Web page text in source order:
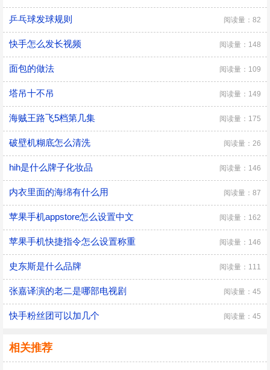
乒乓球发球规则 阅读量：82
快手怎么发长视频 阅读量：148
面包的做法 阅读量：109
塔吊十不吊 阅读量：149
海贼王路飞5档第几集 阅读量：175
破壁机糊底怎么清洗 阅读量：26
hih是什么牌子化妆品 阅读量：146
内衣里面的海绵有什么用 阅读量：87
苹果手机appstore怎么设置中文 阅读量：162
苹果手机快捷指令怎么设置称重 阅读量：146
史东斯是什么品牌 阅读量：111
张嘉译演的老二是哪部电视剧 阅读量：45
快手粉丝团可以加几个 阅读量：45
相关推荐